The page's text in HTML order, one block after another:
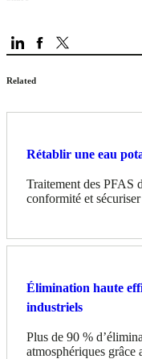
Related
Rétablir une eau
Traitement des PFAS
conformité et
Élimination haute
industriels
Plus de 90 %
atmosphériques grâce